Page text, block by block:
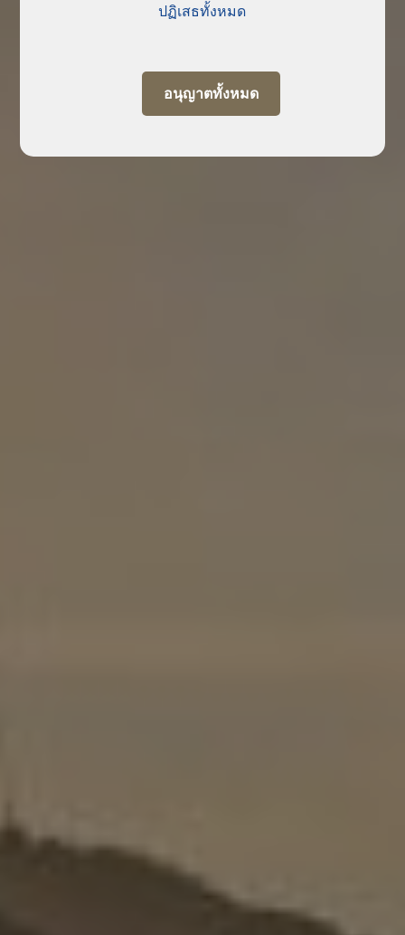
ปฏิเสธทั้งหมด
อนุญาตทั้งหมด